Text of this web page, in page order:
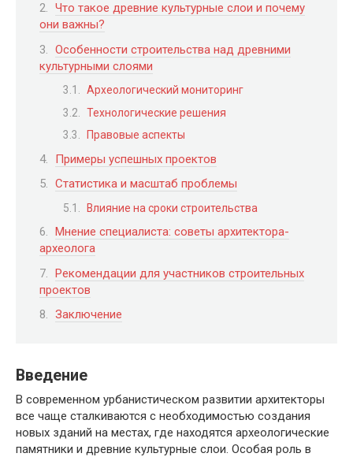
Что такое древние культурные слои и почему
они важны?
Особенности строительства над древними
культурными слоями
Археологический мониторинг
Технологические решения
Правовые аспекты
Примеры успешных проектов
Статистика и масштаб проблемы
Влияние на сроки строительства
Мнение специалиста: советы архитектора-
археолога
Рекомендации для участников строительных
проектов
Заключение
Введение
В современном урбанистическом развитии архитекторы
все чаще сталкиваются с необходимостью создания
новых зданий на местах, где находятся археологические
памятники и древние культурные слои. Особая роль в